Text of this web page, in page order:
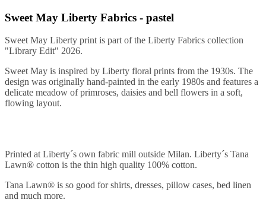
Sweet May Liberty Fabrics - pastel
Sweet May Liberty print is part of the Liberty Fabrics collection
"Library Edit" 2026.
Sweet May is inspired by Liberty floral prints from the 1930s. The
design was originally hand-painted in the early 1980s and features a
delicate meadow of primroses, daisies and bell flowers in a soft,
flowing layout.
Printed at Liberty´s own fabric mill outside Milan. Liberty´s Tana
Lawn® cotton is the thin high quality 100% cotton.
Tana Lawn® is so good for shirts, dresses, pillow cases, bed linen
and much more.